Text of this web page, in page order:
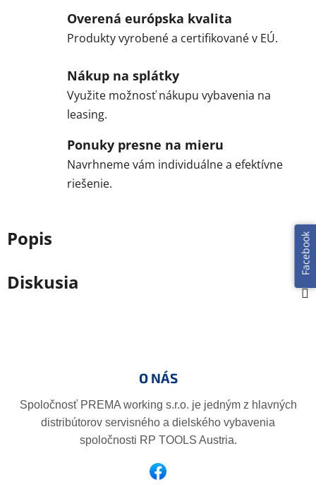
Overená európska kvalita
Produkty vyrobené a certifikované v EÚ.
Nákup na splátky
Využite možnosť nákupu vybavenia na
leasing.
Ponuky presne na mieru
Navrhneme vám individuálne a efektívne
riešenie.
Popis
Diskusia
O NÁS
Spoločnosť PREMA working s.r.o. je jedným z hlavných
distribútorov servisného a dielského vybavenia
spoločnosti RP TOOLS Austria.
Facebook